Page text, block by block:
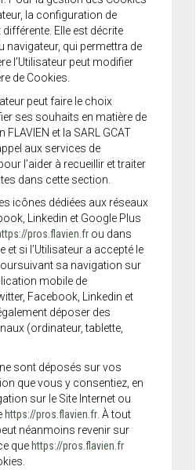
la configuration de
Elle est décrite
navigateur, qui permettra de
l’Utilisateur peut modifier
de Cookies.
peut faire le choix
ses souhaits en matière de
et la SARL GCAT
aux services de
l’aider à recueillir et traiter
dans cette section.
icônes dédiées aux réseaux
Linkedin et Google Plus
pros.flavien.fr ou dans
si l’Utilisateur a accepté le
sa navigation sur
mobile de
Facebook, Linkedin et
déposer des
(ordinateur, tablette,
sont déposés sur vos
que vous y consentiez, en
sur le Site Internet ou
https://pros.flavien.fr . À tout
néanmoins revenir sur
quehttps://pros.flavien.fr